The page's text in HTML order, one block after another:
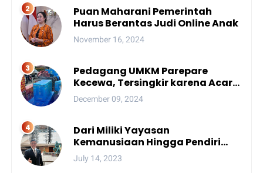
Puan Maharani Pemerintah
Harus Berantas Judi Online Anak
November 16, 2024
Pedagang UMKM Parepare
Kecewa, Tersingkir karena Acara
Besar
December 09, 2024
Dari Miliki Yayasan
Kemanusiaan Hingga Pendiri
Unhan, Begini Profil Bro Rivai
Putra Sulsel Yang Promosi
July 14, 2023